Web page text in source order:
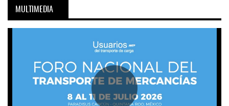
MULTIMEDIA